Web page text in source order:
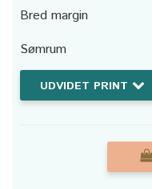
Bred margin
Sømrum
UDVIDET PRINT